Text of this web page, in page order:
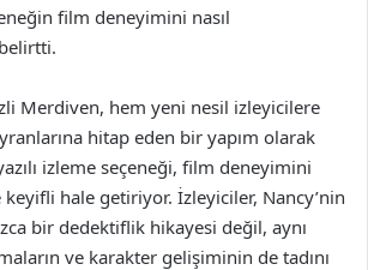
film deneyimini nasıl
Merdiven, hem yeni nesil izleyicilere
hitap eden bir yapım olarak
izleme seçeneği, film deneyimini
hale getiriyor. İzleyiciler, Nancy’nin
bir dedektiflik hikayesi değil, aynı
ve karakter gelişiminin de tadını